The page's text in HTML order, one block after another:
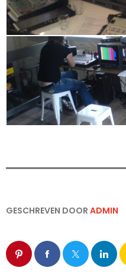
GESCHREVEN DOOR ADMIN